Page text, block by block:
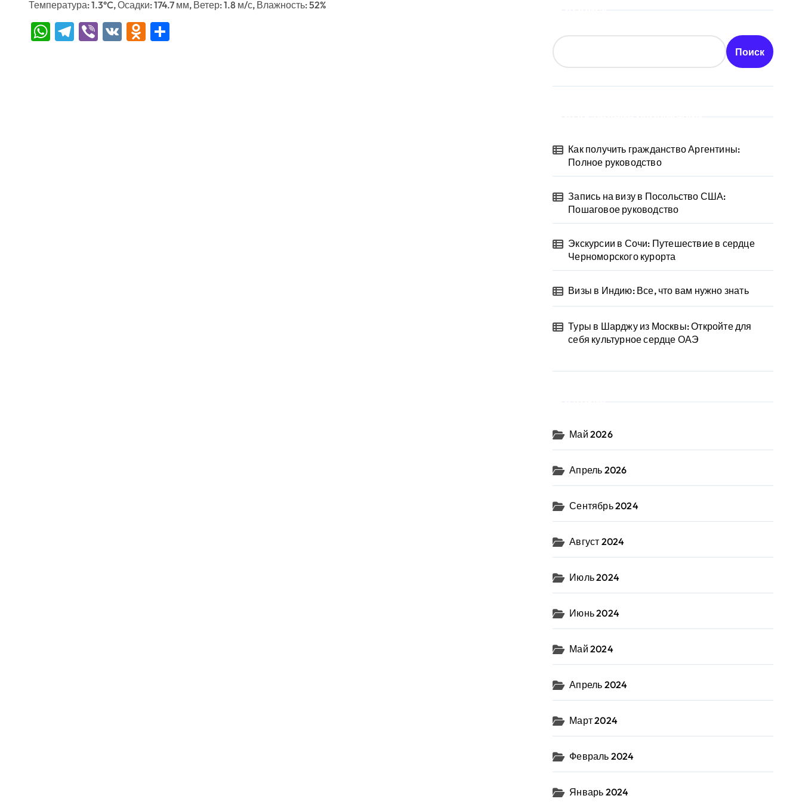
Температура: 1.3°C, Осадки: 174.7 мм, Ветер: 1.8 м/с, Влажность: 52%
WhatsApp
Telegram
Viber
VK Odnoklassniki
Поиск
Как получить гражданство Аргентины:
Полное руководство
Запись на визу в Посольство США:
Пошаговое руководство
Экскурсии в Сочи: Путешествие в сердце
Черноморского курорта
Визы в Индию: Все, что вам нужно знать
Туры в Шарджу из Москвы: Откройте для
себя культурное сердце ОАЭ
Май 2026
Апрель 2026
Сентябрь 2024
Август 2024
Июль 2024
Июнь 2024
Май 2024
Апрель 2024
Март 2024
Февраль 2024
Январь 2024